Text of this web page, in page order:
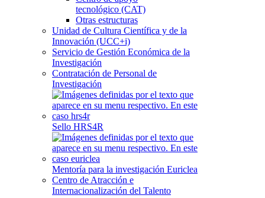
tecnológico (CAT)
Otras estructuras
Unidad de Cultura Científica y de la
Innovación (UCC+i)
Servicio de Gestión Económica de la
Investigación
Contratación de Personal de
Investigación
Sello HRS4R
Mentoría para la investigación Euriclea
Centro de Atracción e
Internacionalización del Talento